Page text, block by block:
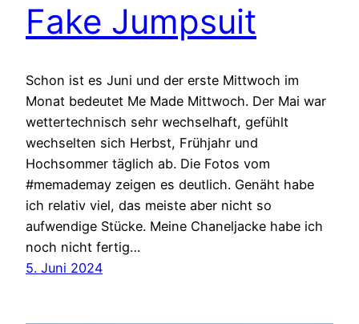
Fake Jumpsuit
Schon ist es Juni und der erste Mittwoch im
Monat bedeutet Me Made Mittwoch. Der Mai war
wettertechnisch sehr wechselhaft, gefühlt
wechselten sich Herbst, Frühjahr und
Hochsommer täglich ab. Die Fotos vom
#memademay zeigen es deutlich. Genäht habe
ich relativ viel, das meiste aber nicht so
aufwendige Stücke. Meine Chaneljacke habe ich
noch nicht fertig…
5. Juni 2024